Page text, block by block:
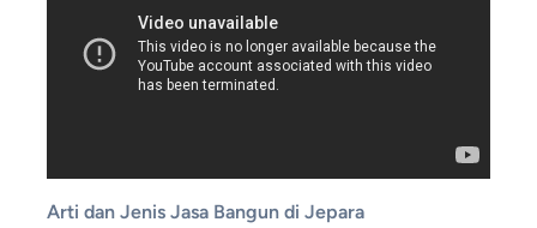
Arti dan Jenis Jasa Bangun di Jepara